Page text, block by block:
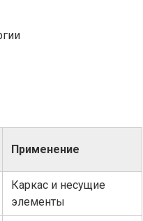
Применение
Каркас и несущие
элементы